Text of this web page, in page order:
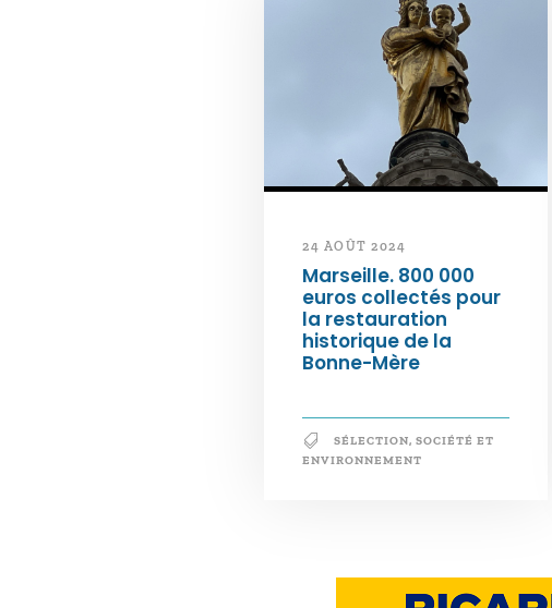
24 AOÛT 2024
Marseille. 800 000
euros collectés pour
la restauration
historique de la
Bonne-Mère
SÉLECTION, SOCIÉTÉ ET
ENVIRONNEMENT